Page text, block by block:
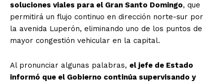
soluciones viales para el Gran Santo Domingo, que
permitirá un flujo continuo en dirección norte-sur por
la avenida Luperón, eliminando uno de los puntos de
mayor congestión vehicular en la capital.
Al pronunciar algunas palabras, el jefe de Estado
informó que el Gobierno continúa supervisando y